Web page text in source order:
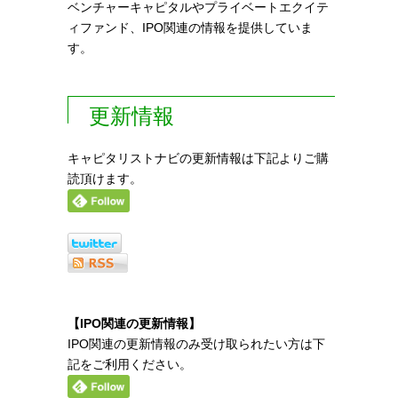
ベンチャーキャピタルやプライベートエクイテ
ィファンド、IPO関連の情報を提供していま
す。
更新情報
キャピタリストナビの更新情報は下記よりご購
読頂けます。
【IPO関連の更新情報】
IPO関連の更新情報のみ受け取られたい方は下
記をご利用ください。